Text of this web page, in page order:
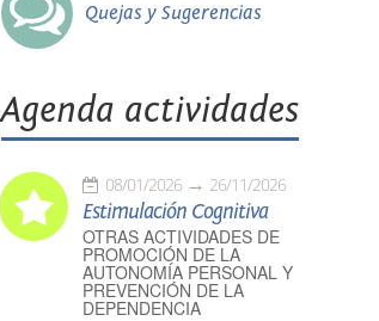
Quejas y Sugerencias
Agenda actividades
08/01/2026 26/11/2026
Estimulación Cognitiva
OTRAS ACTIVIDADES DE
PROMOCIÓN DE LA
AUTONOMÍA PERSONAL Y
PREVENCIÓN DE LA
DEPENDENCIA